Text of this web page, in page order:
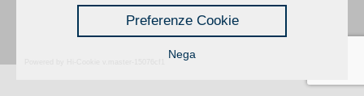
Privacy | Credits
Preferenze Cookie
Nega